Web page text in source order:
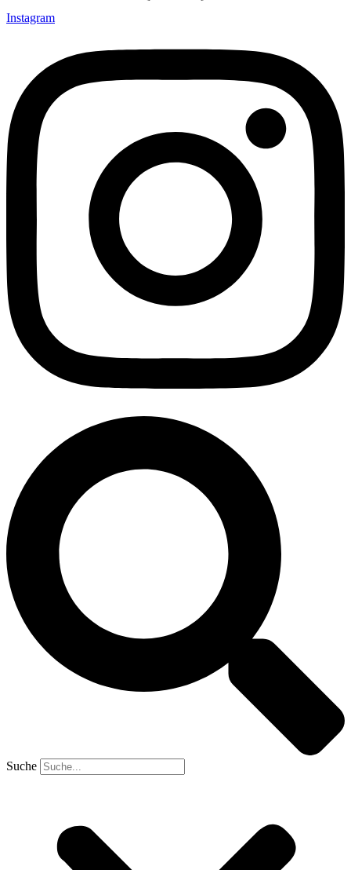
Instagram
Suche